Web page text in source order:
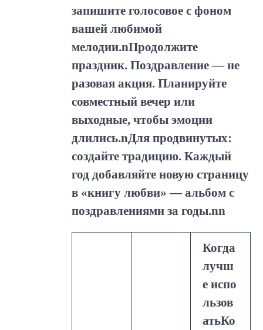
запишите голосовое с фоном
вашей любимой
мелодии.nПродолжите
праздник. Поздравление — не
разовая акция. Планируйте
совместный вечер или
выходные, чтобы эмоции
длились.nДля продвинутых:
создайте традицию. Каждый
год добавляйте новую страницу
в «книгу любви» — альбом с
поздравлениями за годы.nn
Когда
лучш
е испо
льзов
атьКо